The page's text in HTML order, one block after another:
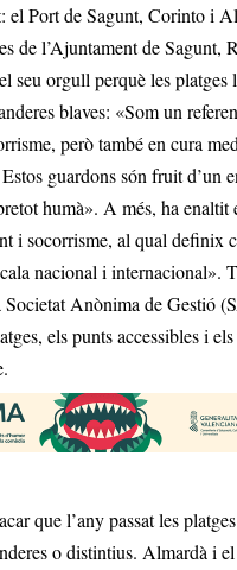
el Port de Sagunt, Corinto i
de l’Ajuntament de Sagunt,
seu orgull perquè les platges
blaves: «Som un
però també en cura
guardons són fruit d’un
humà». A més, ha enaltit
i socorrisme, al qual definix
nacional i internacional».
Anònima de Gestió
els punts accessibles i
que l’any passat les
o distintius. Almardà i